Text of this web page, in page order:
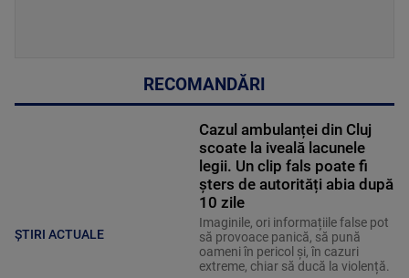
RECOMANDĂRI
ȘTIRI ACTUALE
Cazul ambulanței din Cluj
scoate la iveală lacunele
legii. Un clip fals poate fi
șters de autorități abia după
10 zile
Imaginile, ori informațiile false pot
să provoace panică, să pună
oameni în pericol și, în cazuri
extreme, chiar să ducă la violență.